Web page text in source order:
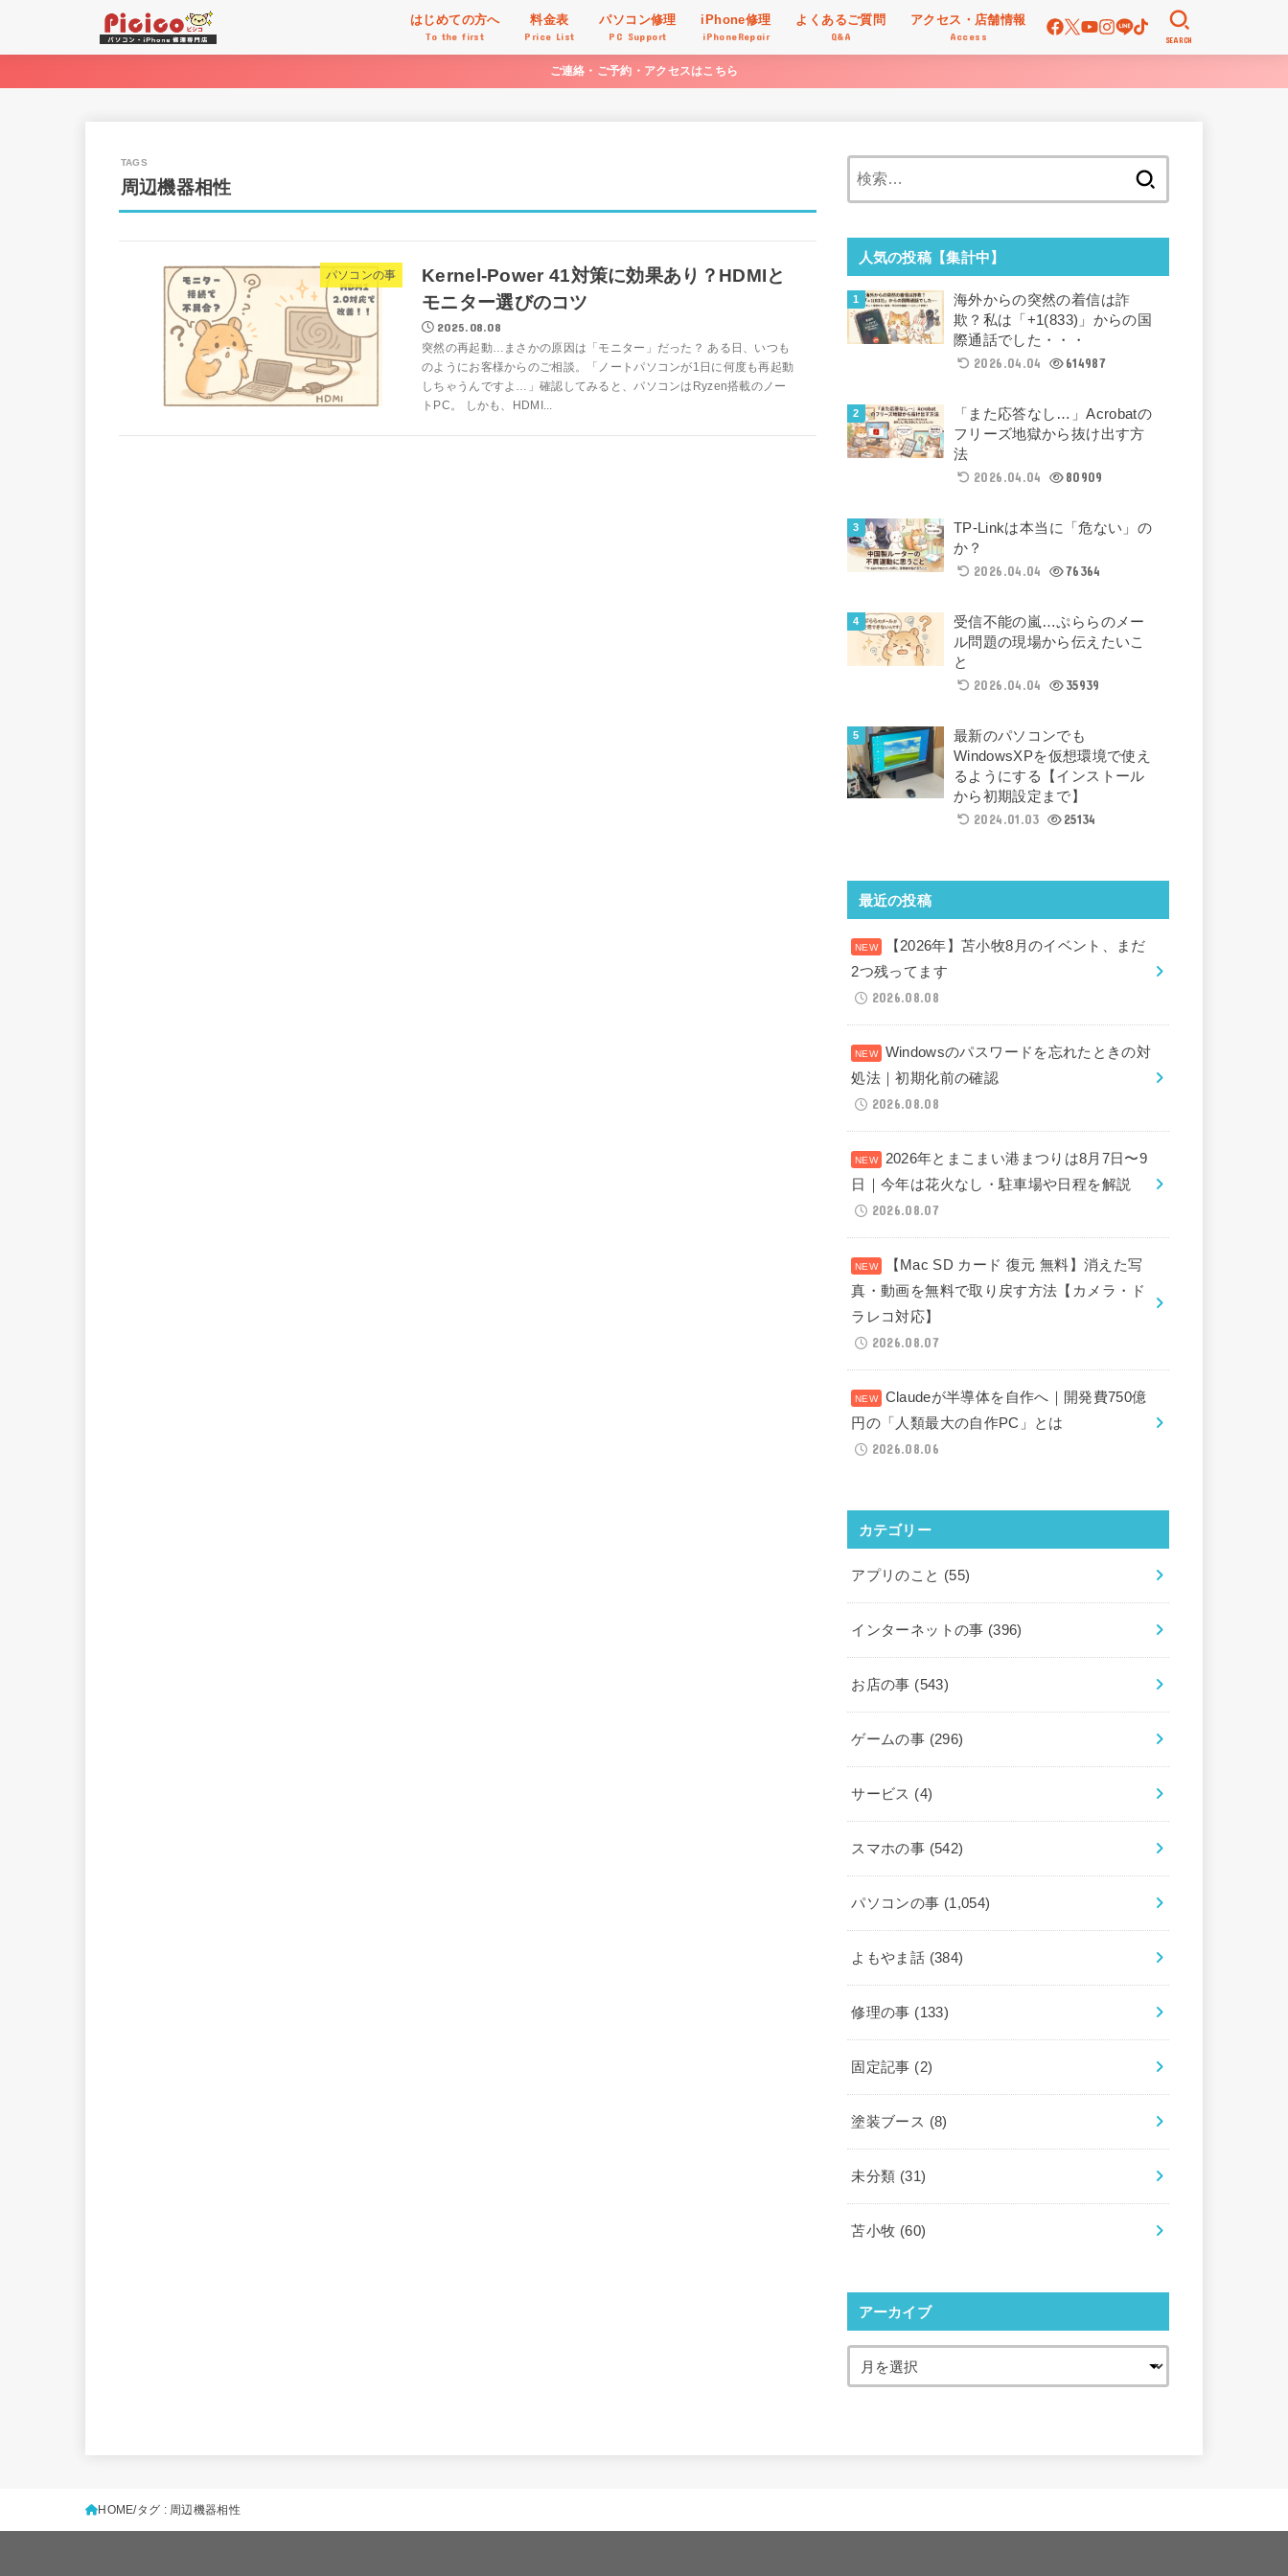
はじめての方へ
To the first
料金表
Price List
パソコン修理
PC Support
iPhone修理
iPhoneRepair
よくあるご質問
Q&A
アクセス・店舗情報
Access SEARCH
ご連絡・ご予約・アクセスはこちら
周辺機器相性
パソコンの事
Kernel-Power 41対策に効果あり？HDMIと
モニター選びのコツ
2025.08.08
突然の再起動…まさかの原因は「モニター」だった？ ある日、いつも
のようにお客様からのご相談。「ノートパソコンが1日に何度も再起動
しちゃうんですよ…」確認してみると、パソコンはRyzen搭載のノー
トPC。 しかも、HDMI...
人気の投稿【集計中】
海外からの突然の着信は詐
欺？私は「+1(833)」からの国
際通話でした・・・
2026.04.04
614987
「また応答なし…」Acrobatの
フリーズ地獄から抜け出す方
法
2026.04.04
80909
TP-Linkは本当に「危ない」の
か？
2026.04.04
76364
受信不能の嵐…ぷららのメー
ル問題の現場から伝えたいこ
と
2026.04.04
35939
最新のパソコンでも
WindowsXPを仮想環境で使え
るようにする【インストール
から初期設定まで】
2024.01.03
25134
最近の投稿
【2026年】苫小牧8月のイベント、まだ
2つ残ってます
2026.08.08
Windowsのパスワードを忘れたときの対
処法｜初期化前の確認
2026.08.08
2026年とまこまい港まつりは8月7日〜9
日｜今年は花火なし・駐車場や日程を解説
2026.08.07
【Mac SD カード 復元 無料】消えた写
真・動画を無料で取り戻す方法【カメラ・ド
ラレコ対応】
2026.08.07
Claudeが半導体を自作へ｜開発費750億
円の「人類最大の自作PC」とは
2026.08.06
カテゴリー
アプリのこと (55)
インターネットの事 (396)
お店の事 (543)
ゲームの事 (296)
サービス (4)
スマホの事 (542)
パソコンの事 (1,054)
よもやま話 (384)
修理の事 (133)
固定記事 (2)
塗装ブース (8)
未分類 (31)
苫小牧 (60)
アーカイブ
HOME タグ : 周辺機器相性